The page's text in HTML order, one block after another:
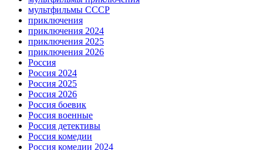
мультфильмы СССР
приключения
приключения 2024
приключения 2025
приключения 2026
Россия
Россия 2024
Россия 2025
Россия 2026
Россия боевик
Россия военные
Россия детективы
Россия комедии
Россия комедии 2024